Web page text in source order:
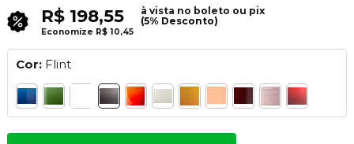
R$ 198,55
à vista no boleto ou pix
(5% Desconto)
Economize R$ 10,45
Cor: Flint